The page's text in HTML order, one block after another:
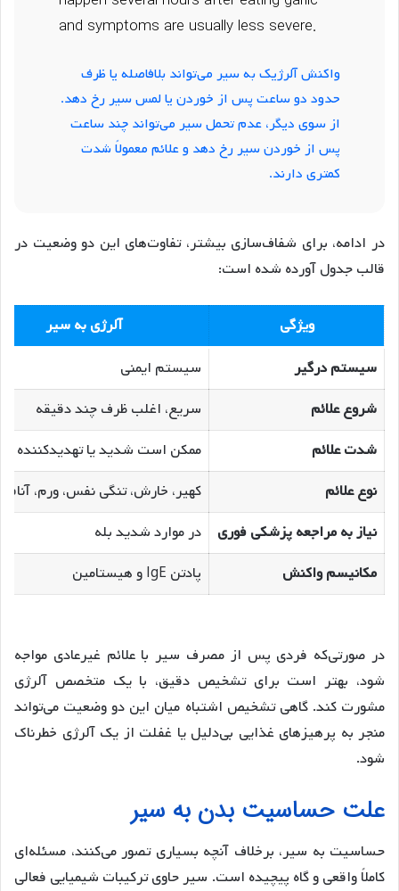
and symptoms are usually less severe.
واکنش آلرژیک به سیر می‌تواند بلافاصله یا ظرف
حدود دو ساعت پس از خوردن یا لمس سیر رخ دهد.
از سوی دیگر، عدم تحمل سیر می‌تواند چند ساعت
پس از خوردن سیر رخ دهد و علائم معمولاً شدت
کمتری دارند.
در ادامه، برای شفاف‌سازی بیشتر، تفاوت‌های این دو وضعیت در
قالب جدول آورده شده است:
ویژگی
آلرژی به سیر
سیستم درگیر
سیستم ایمنی
شروع علائم
سریع، اغلب ظرف چند دقیقه
شدت علائم
ممکن است شدید یا تهدیدکننده
نوع علائم
کهیر، خارش، تنگی نفس، ورم،
نیاز به مراجعه پزشکی فوری
در موارد شدید بله
مکانیسم واکنش
پادتن IgE و هیستامین
در صورتی‌که فردی پس از مصرف سیر با علائم غیرعادی مواجه
شود، بهتر است برای تشخیص دقیق، با یک متخصص آلرژی
مشورت کند. گاهی تشخیص اشتباه میان این دو وضعیت می‌تواند
منجر به پرهیزهای غذایی بی‌دلیل یا غفلت از یک آلرژی خطرناک
شود.
علت حساسیت بدن به سیر
حساسیت به سیر، برخلاف آنچه بسیاری تصور می‌کنند، مسئله‌ای
کاملاً واقعی و گاه پیچیده است. سیر حاوی ترکیبات شیمیایی فعالی